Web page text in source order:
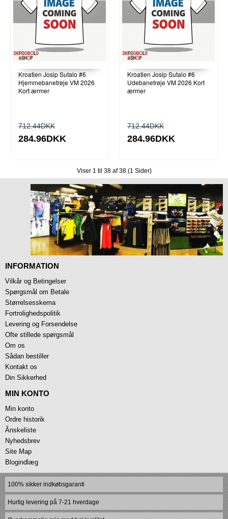
Kroatien Josip Sutalo #6
Hjemmebanetrøje VM 2026
Kort ærmer
712.44DKK
284.96DKK
Kroatien Josip Sutalo #6
Udebanetrøje VM 2026 Kort
ærmer
712.44DKK
284.96DKK
Viser 1 til 38 af 38 (1 Sider)
INFORMATION
Vilkår og Betingelser
Spørgsmål om Betale
Størrelsesskema
Fortrolighedspolitik
Levering og Forsendelse
Ofte stillede spørgsmål
Om os
Sådan bestiller
Kontakt os
Din Sikkerhed
MIN KONTO
Min konto
Ordre historik
Ănskeliste
Nyhedsbrev
Site Map
Blogindlæg
100% sikker indkøbsgaranti
Hurtig levering på 7-21 hverdage